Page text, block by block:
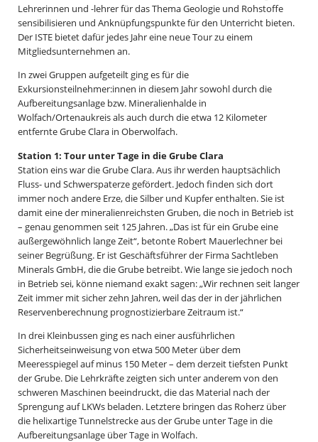
Lehrerinnen und -lehrer für das Thema Geologie und Rohstoffe
sensibilisieren und Anknüpfungspunkte für den Unterricht bieten.
Der ISTE bietet dafür jedes Jahr eine neue Tour zu einem
Mitgliedsunternehmen an.
In zwei Gruppen aufgeteilt ging es für die
Exkursionsteilnehmer:innen in diesem Jahr sowohl durch die
Aufbereitungsanlage bzw. Mineralienhalde in
Wolfach/Ortenaukreis als auch durch die etwa 12 Kilometer
entfernte Grube Clara in Oberwolfach.
Station 1: Tour unter Tage in die Grube Clara
Station eins war die Grube Clara. Aus ihr werden hauptsächlich
Fluss- und Schwerspaterze gefördert. Jedoch finden sich dort
immer noch andere Erze, die Silber und Kupfer enthalten. Sie ist
damit eine der mineralienreichsten Gruben, die noch in Betrieb ist
– genau genommen seit 125 Jahren. „Das ist für ein Grube eine
außergewöhnlich lange Zeit“, betonte Robert Mauerlechner bei
seiner Begrüßung. Er ist Geschäftsführer der Firma Sachtleben
Minerals GmbH, die die Grube betreibt. Wie lange sie jedoch noch
in Betrieb sei, könne niemand exakt sagen: „Wir rechnen seit langer
Zeit immer mit sicher zehn Jahren, weil das der in der jährlichen
Reservenberechnung prognostizierbare Zeitraum ist.“
In drei Kleinbussen ging es nach einer ausführlichen
Sicherheitseinweisung von etwa 500 Meter über dem
Meeresspiegel auf minus 150 Meter – dem derzeit tiefsten Punkt
der Grube. Die Lehrkräfte zeigten sich unter anderem von den
schweren Maschinen beeindruckt, die das Material nach der
Sprengung auf LKWs beladen. Letztere bringen das Roherz über
die helixartige Tunnelstrecke aus der Grube unter Tage in die
Aufbereitungsanlage über Tage in Wolfach.